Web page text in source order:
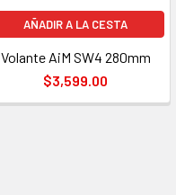
AÑADIR A LA CESTA
Volante AiM SW4 280mm
$3,599.00